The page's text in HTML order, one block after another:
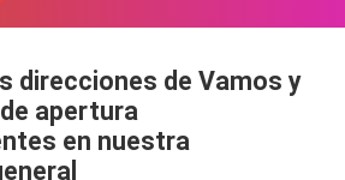
direcciones de Vamos y
apertura
en nuestra